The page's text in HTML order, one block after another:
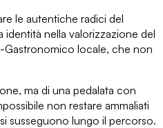
le autentiche radici del
nella valorizzazione del
locale, che non
ma di una pedalata con
non restare ammaliati
susseguono lungo il percorso.